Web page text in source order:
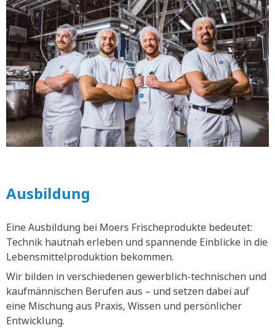
Ausbildung
Eine Ausbildung bei Moers Frischeprodukte bedeutet:
Technik hautnah erleben und spannende Einblicke in die
Lebensmittelproduktion bekommen.
Wir bilden in verschiedenen gewerblich-technischen und
kaufmännischen Berufen aus – und setzen dabei auf
eine Mischung aus Praxis, Wissen und persönlicher
Entwicklung.